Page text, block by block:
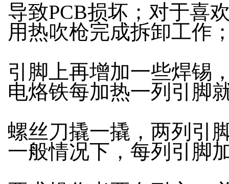
导致PCB损坏；对于喜
用热吹枪完成拆卸工作
引脚上再增加一些焊锡
电烙铁每加热一列引脚
螺丝刀撬一撬，两列引
一般情况下，每列引脚